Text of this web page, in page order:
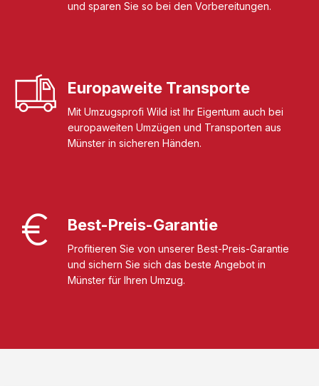
und sparen Sie so bei den Vorbereitungen.
Europaweite Transporte
Mit Umzugsprofi Wild ist Ihr Eigentum auch bei
europaweiten Umzügen und Transporten aus
Münster in sicheren Händen.
Best-Preis-Garantie
Profitieren Sie von unserer Best-Preis-Garantie
und sichern Sie sich das beste Angebot in
Münster für Ihren Umzug.